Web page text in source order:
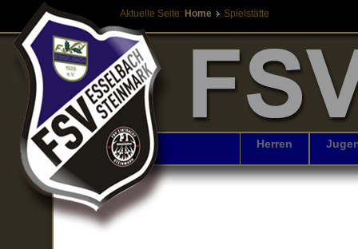
Aktuelle Seite: Home Spielstätte
Herren